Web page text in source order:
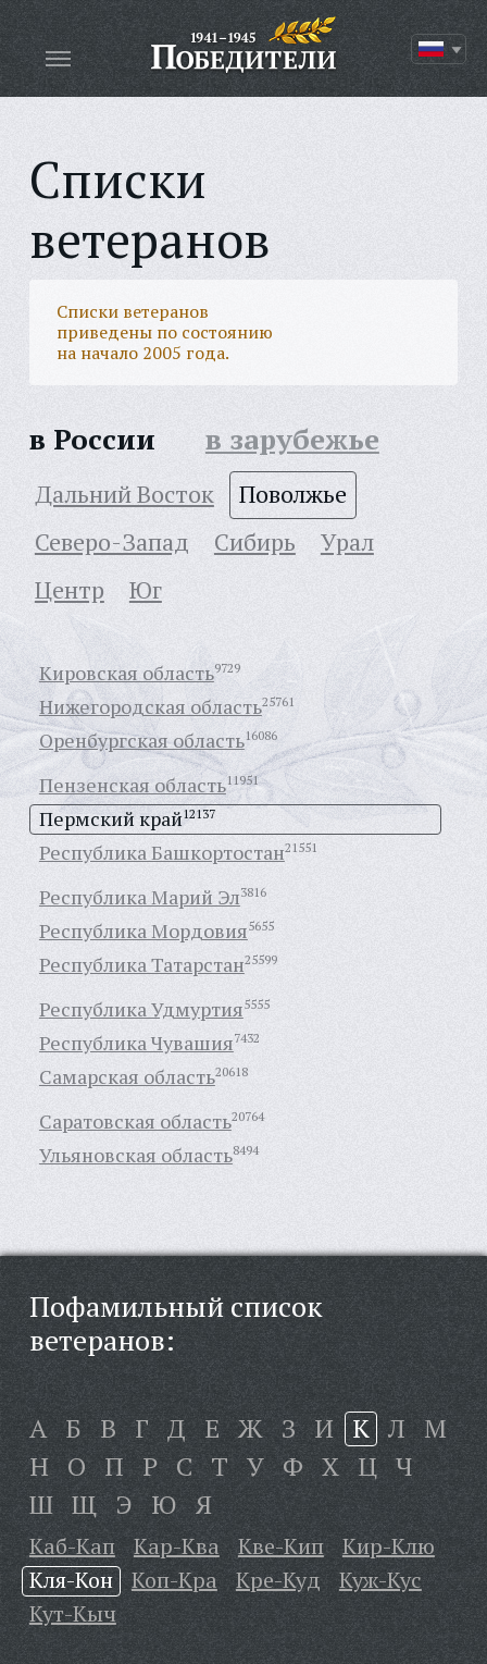
Списки
ветеранов
Списки ветеранов
приведены по состоянию
на начало 2005 года.
в России в зарубежье
Дальний Восток
Поволжье
Северо-Запад
Сибирь
Урал
Центр
Юг
Кировская область9729
Нижегородская область25761
Оренбургская область16086
Пензенская область11951
Пермский край12137
Республика Башкортостан21551
Республика Марий Эл3816
Республика Мордовия5655
Республика Татарстан25599
Республика Удмуртия5555
Республика Чувашия7432
Самарская область20618
Саратовская область20764
Ульяновская область8494
Пофамильный список
ветеранов:
А Б В Г Д Е Ж З И К Л М
Н О П Р С Т У Ф Х Ц Ч
Ш Щ Э Ю Я
Каб-Кап Кар-Ква Кве-Кип
Кир-Клю
Кля-Кон
Коп-Кра Кре-Куд
Куж-Кус
Кут-Кыч